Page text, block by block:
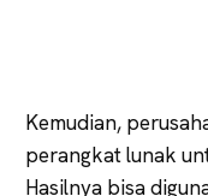
Kemudian,
perangkat lunak
Hasilnya bisa